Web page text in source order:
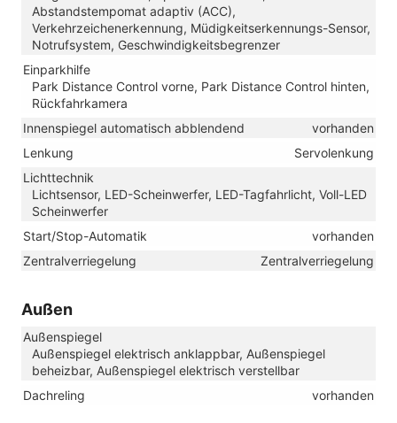
Abstandstempomat adaptiv (ACC),
Verkehrzeichenerkennung, Müdigkeitserkennungs-Sensor,
Notrufsystem, Geschwindigkeitsbegrenzer
Einparkhilfe
Park Distance Control vorne, Park Distance Control hinten,
Rückfahrkamera
Innenspiegel automatisch abblendend
vorhanden
Lenkung
Servolenkung
Lichttechnik
Lichtsensor, LED-Scheinwerfer, LED-Tagfahrlicht, Voll-LED
Scheinwerfer
Start/Stop-Automatik
vorhanden
Zentralverriegelung
Zentralverriegelung
Außen
Außenspiegel
Außenspiegel elektrisch anklappbar, Außenspiegel
beheizbar, Außenspiegel elektrisch verstellbar
Dachreling
vorhanden